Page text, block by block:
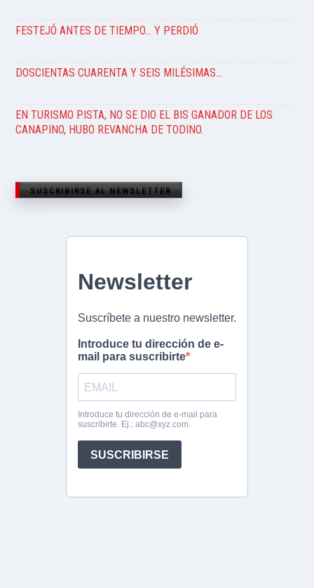
FESTEJÓ ANTES DE TIEMPO… Y PERDIÓ
DOSCIENTAS CUARENTA Y SEIS MILÉSIMAS…
EN TURISMO PISTA, NO SE DIO EL BIS GANADOR DE LOS
CANAPINO, HUBO REVANCHA DE TODINO.
SUSCRIBIRSE AL NEWSLETTER